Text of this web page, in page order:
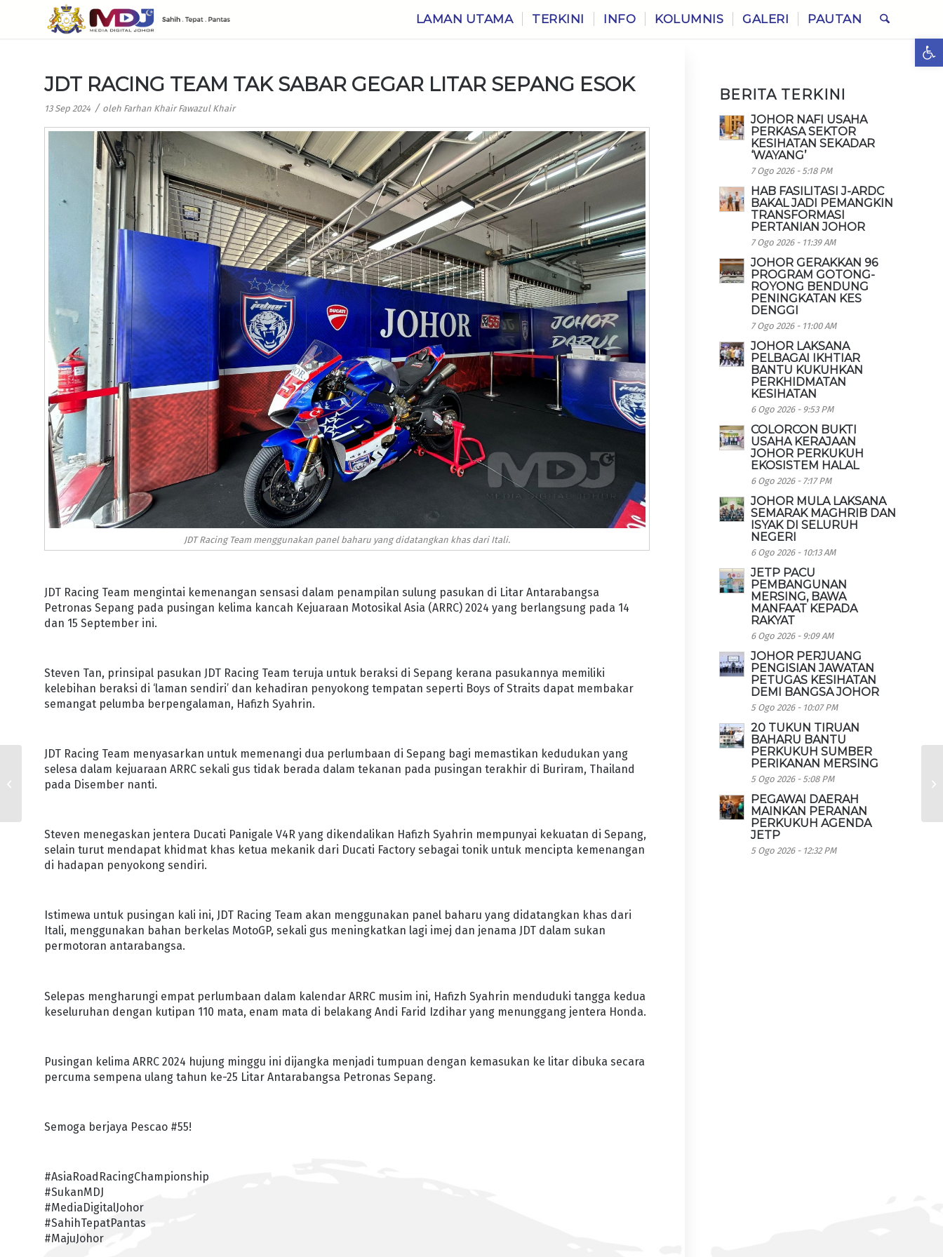
LAMAN UTAMA TERKINI INFO KOLUMNIS GALERI PAUTAN
JDT RACING TEAM TAK SABAR GEGAR LITAR SEPANG ESOK
13 Sep 2024 / oleh Farhan Khair Fawazul Khair
JDT Racing Team menggunakan panel baharu yang didatangkan khas dari Itali.
JDT Racing Team mengintai kemenangan sensasi dalam penampilan sulung pasukan di Litar Antarabangsa
Petronas Sepang pada pusingan kelima kancah Kejuaraan Motosikal Asia (ARRC) 2024 yang berlangsung pada 14
dan 15 September ini.
Steven Tan, prinsipal pasukan JDT Racing Team teruja untuk beraksi di Sepang kerana pasukannya memiliki
kelebihan beraksi di ‘laman sendiri’ dan kehadiran penyokong tempatan seperti Boys of Straits dapat membakar
semangat pelumba berpengalaman, Hafizh Syahrin.
JDT Racing Team menyasarkan untuk memenangi dua perlumbaan di Sepang bagi memastikan kedudukan yang
selesa dalam kejuaraan ARRC sekali gus tidak berada dalam tekanan pada pusingan terakhir di Buriram, Thailand
pada Disember nanti.
Steven menegaskan jentera Ducati Panigale V4R yang dikendalikan Hafizh Syahrin mempunyai kekuatan di Sepang,
selain turut mendapat khidmat khas ketua mekanik dari Ducati Factory sebagai tonik untuk mencipta kemenangan
di hadapan penyokong sendiri.
Istimewa untuk pusingan kali ini, JDT Racing Team akan menggunakan panel baharu yang didatangkan khas dari
Itali, menggunakan bahan berkelas MotoGP, sekali gus meningkatkan lagi imej dan jenama JDT dalam sukan
permotoran antarabangsa.
Selepas mengharungi empat perlumbaan dalam kalendar ARRC musim ini, Hafizh Syahrin menduduki tangga kedua
keseluruhan dengan kutipan 110 mata, enam mata di belakang Andi Farid Izdihar yang menunggang jentera Honda.
Pusingan kelima ARRC 2024 hujung minggu ini dijangka menjadi tumpuan dengan kemasukan ke litar dibuka secara
percuma sempena ulang tahun ke-25 Litar Antarabangsa Petronas Sepang.
Semoga berjaya Pescao #55!
#AsiaRoadRacingChampionship
#SukanMDJ
#MediaDigitalJohor
#SahihTepatPantas
#MajuJohor
BERITA TERKINI
JOHOR NAFI USAHA
PERKASA SEKTOR
KESIHATAN SEKADAR
‘WAYANG’
7 Ogo 2026 - 5:18 PM
HAB FASILITASI J-ARDC
BAKAL JADI PEMANGKIN
TRANSFORMASI
PERTANIAN JOHOR
7 Ogo 2026 - 11:39 AM
JOHOR GERAKKAN 96
PROGRAM GOTONG-
ROYONG BENDUNG
PENINGKATAN KES
DENGGI
7 Ogo 2026 - 11:00 AM
JOHOR LAKSANA
PELBAGAI IKHTIAR
BANTU KUKUHKAN
PERKHIDMATAN
KESIHATAN
6 Ogo 2026 - 9:53 PM
COLORCON BUKTI
USAHA KERAJAAN
JOHOR PERKUKUH
EKOSISTEM HALAL
6 Ogo 2026 - 7:17 PM
JOHOR MULA LAKSANA
SEMARAK MAGHRIB DAN
ISYAK DI SELURUH
NEGERI
6 Ogo 2026 - 10:13 AM
JETP PACU
PEMBANGUNAN
MERSING, BAWA
MANFAAT KEPADA
RAKYAT
6 Ogo 2026 - 9:09 AM
JOHOR PERJUANG
PENGISIAN JAWATAN
PETUGAS KESIHATAN
DEMI BANGSA JOHOR
5 Ogo 2026 - 10:07 PM
20 TUKUN TIRUAN
BAHARU BANTU
PERKUKUH SUMBER
PERIKANAN MERSING
5 Ogo 2026 - 5:08 PM
PEGAWAI DAERAH
MAINKAN PERANAN
PERKUKUH AGENDA
JETP
5 Ogo 2026 - 12:32 PM
IMT-GT LETAK JOHOR DI
PETA DUNIA